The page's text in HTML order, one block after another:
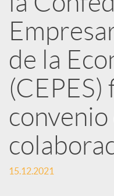
d
e
s
S
o
de la
convenio
15.12.2021